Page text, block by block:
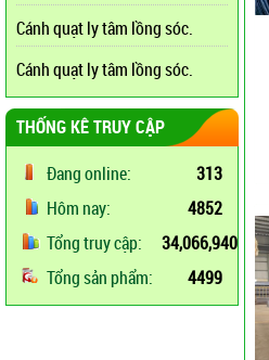
Cánh quạt ly tâm lồng sóc.
Cánh quạt ly tâm lồng sóc.
THỐNG KÊ TRUY CẬP
Đang online:
313
Hôm nay:
4852
Tổng truy cập:
34,066,940
Tổng sản phẩm:
4499